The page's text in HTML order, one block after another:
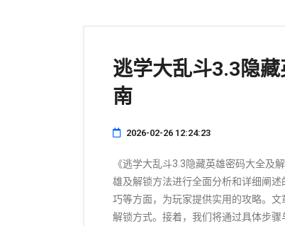
逃学大乱斗3.3隐
南
2026-02-26 12:24:23
《逃学大乱斗3.3隐藏英雄密码大全及
雄及解锁方法进行全面分析和详细阐
巧等方面，为玩家提供实用的攻略。
解锁方式。接着，我们将通过具体步